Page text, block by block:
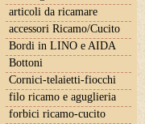
articoli da ricamare
accessori Ricamo/Cucito
Bordi in LINO e AIDA
Bottoni
Cornici-telaietti-fiocchi
filo ricamo e aguglieria
forbici ricamo-cucito